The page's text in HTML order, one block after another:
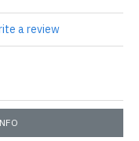
a review